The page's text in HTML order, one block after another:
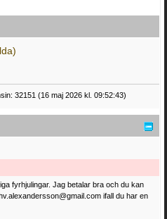
32151 (16 maj 2026 kl. 09:52:43)
fyrhjulingar. Jag betalar bra och du kan
hv.alexandersson@gmail.com ifall du har en